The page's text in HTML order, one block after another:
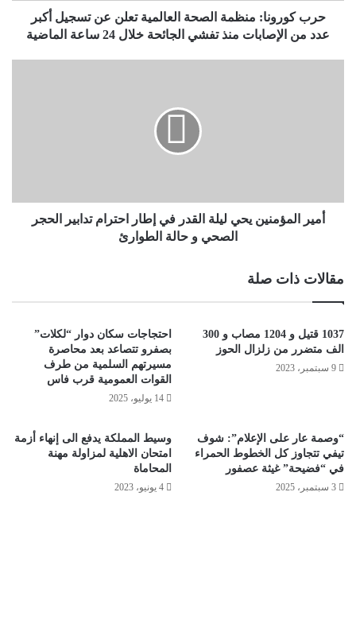
حرب كورونا: منظمة الصحة العالمية تعلن عن تسجيل أكبر
عدد من الإصابات منذ تفشي الجائحة خلال 24 ساعة الماضية
أمير المؤمنين يحي ليلة القدر في إطار احترام تدابير الحجر
الصحي و حالة الطوارئ
مقالات ذات صلة
1037 قتيل و 1204 مصاب و 300
الف متضرر من زلزال الحوز
9 سبتمبر، 2023
احتجاجات سكان دوار “لكلات”
بصفرو تتصاعد بعد محاصرة
مسيرتهم السلمية من طرف
القوات العمومية قرب فاس
14 يوليو، 2025
“وصمة عار على الإعلام”: شوف
تيفي تتجاوز كل الخطوط الحمراء
في “فضيحة” غيثة عصفور
3 سبتمبر، 2025
وسيط المملكة يدفع الى إنهاء أزمة
امتحان الاهلية لمزاولة مهنة
المحاماة
4 يونيو، 2023